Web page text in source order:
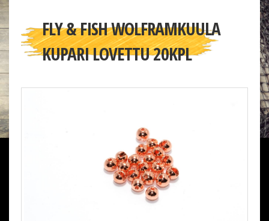
FLY & FISH WOLFRAMKUULA
KUPARI LOVETTU 20KPL